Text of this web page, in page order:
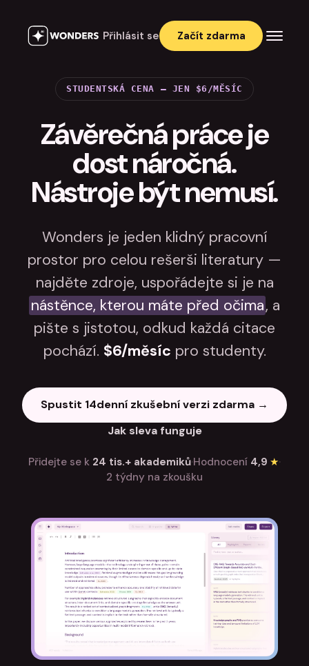
Přihlásit se Začít zdarma
STUDENTSKÁ CENA — JEN $6/MĚSÍC
Závěrečná práce je
dost náročná.
Nástroje být nemusí.
Wonders je jeden klidný pracovní
prostor pro celou rešerši literatury —
najděte zdroje, uspořádejte si je na
nástěnce, kterou máte před očima, a
pište s jistotou, odkud každá citace
pochází. $6/měsíc pro studenty.
Spustit 14denní zkušební verzi zdarma →
Jak sleva funguje
Přidejte se k 24 tis.+ akademiků·Hodnocení 4,9 ★·
2 týdny na zkoušku